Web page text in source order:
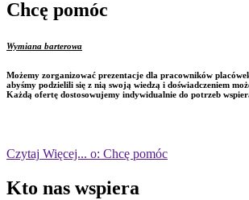
Chcę pomóc
Wymiana barterowa
Możemy zorganizować prezentacje dla pracowników
abyśmy podzielili się z nią swoją wiedzą i doświadczeniem
Każdą ofertę dostosowujemy indywidualnie do potrzeb
Czytaj Więcej... o: Chcę pomóc
Kto nas wspiera